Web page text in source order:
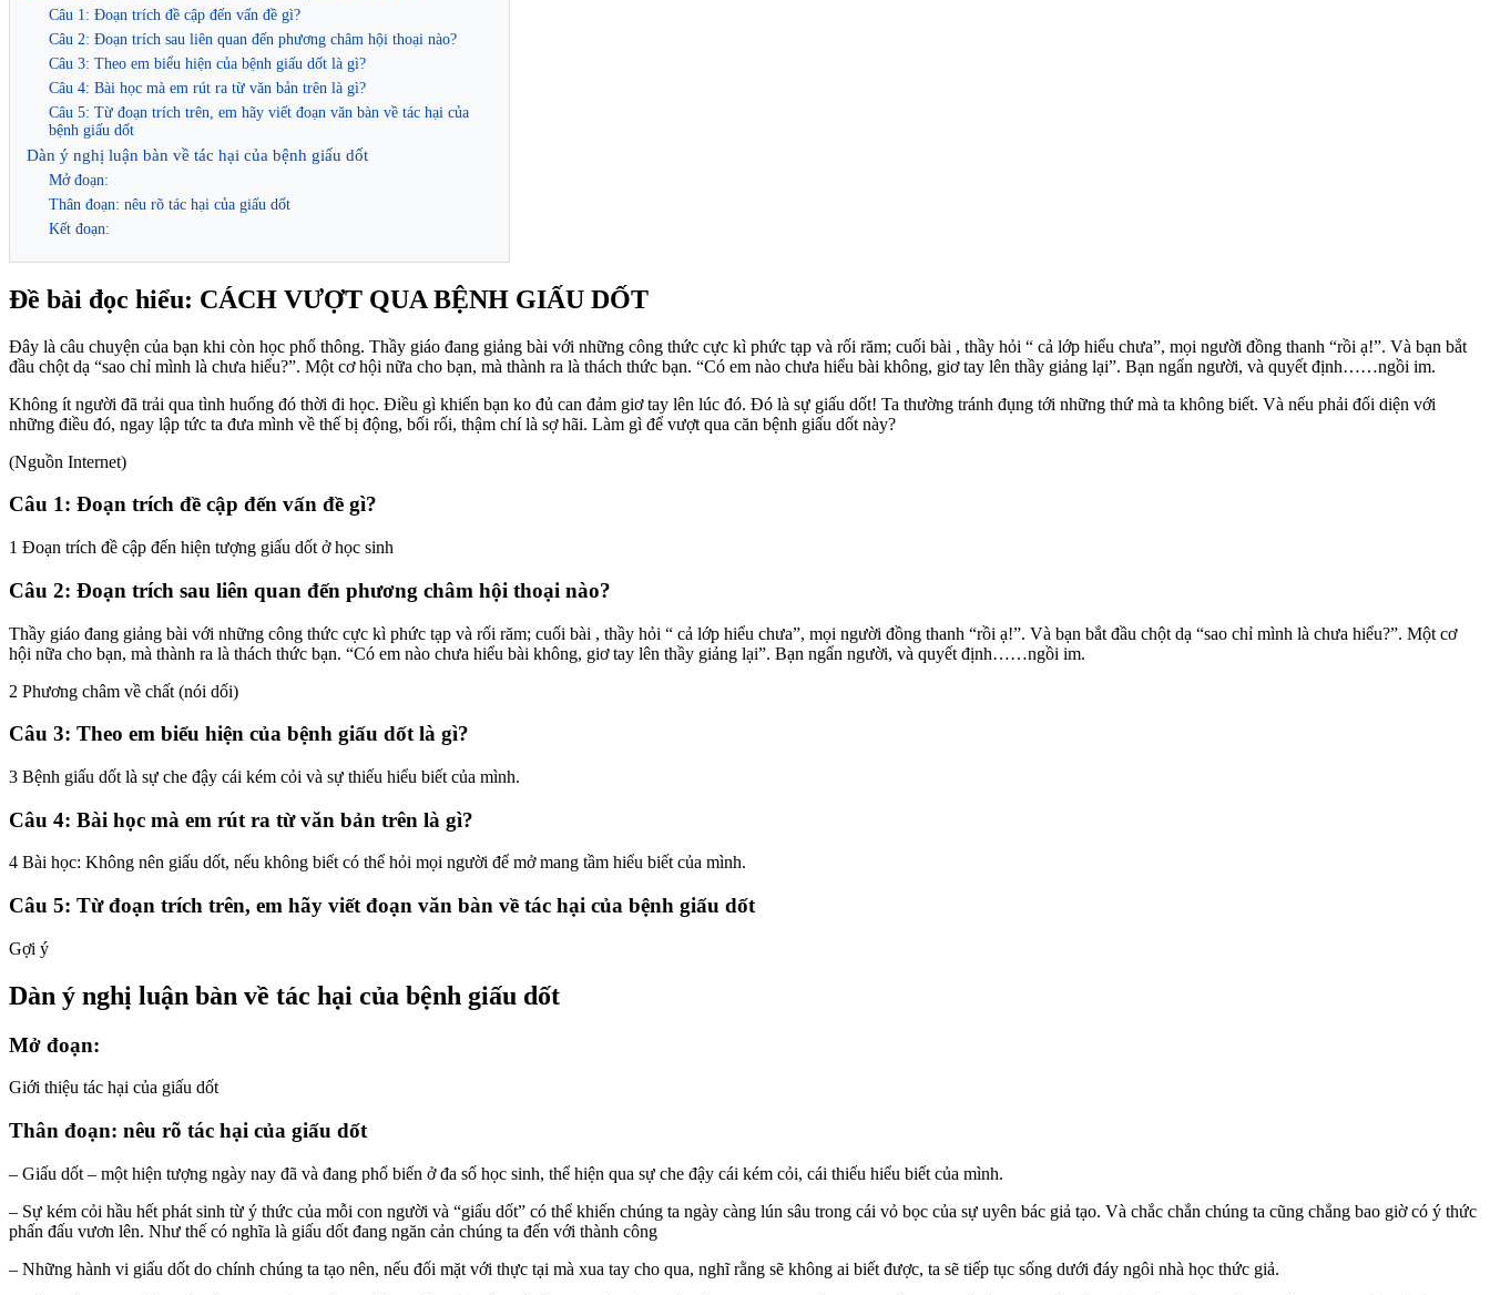
Câu 1: Đoạn trích đề cập đến vấn đề gì?
Câu 2: Đoạn trích sau liên quan đến phương châm hội thoại nào?
Câu 3: Theo em biểu hiện của bệnh giấu dốt là gì?
Câu 4: Bài học mà em rút ra từ văn bản trên là gì?
Câu 5: Từ đoạn trích trên, em hãy viết đoạn văn bàn về tác hại của
bệnh giấu dốt
Dàn ý nghị luận bàn về tác hại của bệnh giấu dốt
Mở đoạn:
Thân đoạn: nêu rõ tác hại của giấu dốt
Kết đoạn:
Đề bài đọc hiểu: CÁCH VƯỢT QUA BỆNH GIẤU DỐT
Đây là câu chuyện của bạn khi còn học phổ thông. Thầy giáo đang giảng bài với những công thức cực kì phức tạp và rối răm; cuối bài , thầy hỏi “ cả lớp hiểu chưa”, mọi người đồng thanh “rồi ạ!”. Và bạn bắt
đầu chột dạ “sao chỉ mình là chưa hiểu?”. Một cơ hội nữa cho bạn, mà thành ra là thách thức bạn. “Có em nào chưa hiểu bài không, giơ tay lên thầy giảng lại”. Bạn ngẩn người, và quyết định……ngồi im.
Không ít người đã trải qua tình huống đó thời đi học. Điều gì khiến bạn ko đủ can đảm giơ tay lên lúc đó. Đó là sự giấu dốt! Ta thường tránh đụng tới những thứ mà ta không biết. Và nếu phải đối diện với
những điều đó, ngay lập tức ta đưa mình về thế bị động, bối rối, thậm chí là sợ hãi. Làm gì để vượt qua căn bệnh giấu dốt này?
(Nguồn Internet)
Câu 1: Đoạn trích đề cập đến vấn đề gì?
1 Đoạn trích đề cập đến hiện tượng giấu dốt ở học sinh
Câu 2: Đoạn trích sau liên quan đến phương châm hội thoại nào?
Thầy giáo đang giảng bài với những công thức cực kì phức tạp và rối răm; cuối bài , thầy hỏi “ cả lớp hiểu chưa”, mọi người đồng thanh “rồi ạ!”. Và bạn bắt đầu chột dạ “sao chỉ mình là chưa hiểu?”. Một cơ
hội nữa cho bạn, mà thành ra là thách thức bạn. “Có em nào chưa hiểu bài không, giơ tay lên thầy giảng lại”. Bạn ngẩn người, và quyết định……ngồi im.
2 Phương châm về chất (nói dối)
Câu 3: Theo em biểu hiện của bệnh giấu dốt là gì?
3 Bệnh giấu dốt là sự che đậy cái kém cỏi và sự thiếu hiểu biết của mình.
Câu 4: Bài học mà em rút ra từ văn bản trên là gì?
4 Bài học: Không nên giấu dốt, nếu không biết có thể hỏi mọi người để mở mang tầm hiểu biết của mình.
Câu 5: Từ đoạn trích trên, em hãy viết đoạn văn bàn về tác hại của bệnh giấu dốt
Gợi ý
Dàn ý nghị luận bàn về tác hại của bệnh giấu dốt
Mở đoạn:
Giới thiệu tác hại của giấu dốt
Thân đoạn: nêu rõ tác hại của giấu dốt
– Giấu dốt – một hiện tượng ngày nay đã và đang phổ biến ở đa số học sinh, thể hiện qua sự che đậy cái kém cỏi, cái thiếu hiểu biết của mình.
– Sự kém cỏi hầu hết phát sinh từ ý thức của mỗi con người và “giấu dốt” có thể khiến chúng ta ngày càng lún sâu trong cái vỏ bọc của sự uyên bác giả tạo. Và chắc chắn chúng ta cũng chẳng bao giờ có ý thức
phấn đấu vươn lên. Như thế có nghĩa là giấu dốt đang ngăn cản chúng ta đến với thành công
– Những hành vi giấu dốt do chính chúng ta tạo nên, nếu đối mặt với thực tại mà xua tay cho qua, nghĩ rằng sẽ không ai biết được, ta sẽ tiếp tục sống dưới đáy ngôi nhà học thức giả.